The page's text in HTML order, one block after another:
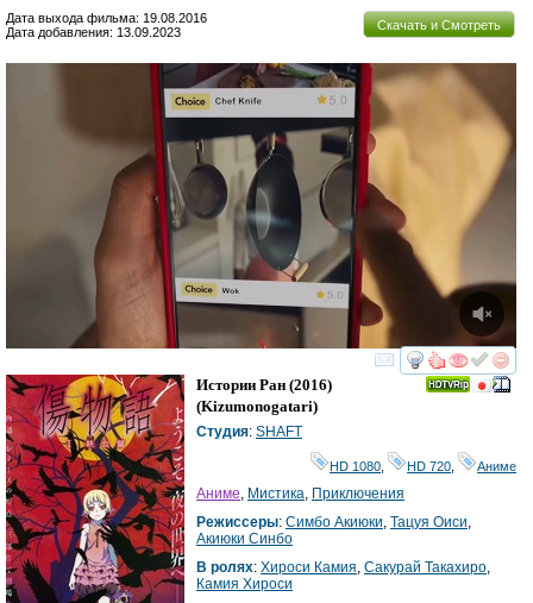
Скачать и Смотреть
Дата выхода фильма: 19.08.2016
Дата добавления: 13.09.2023
смотреть
Истории Ран (2016)
(Kizumonogatari)
Студия: SHAFT
HD 1080 HD 720 Аниме
Аниме, Мистика, Приключения
Режиссеры: Симбо Акиюки, Тацуя Оиси,
Акиюки Синбо
В ролях: Хироси Камия, Сакурай Такахиро,
Камия Хироси